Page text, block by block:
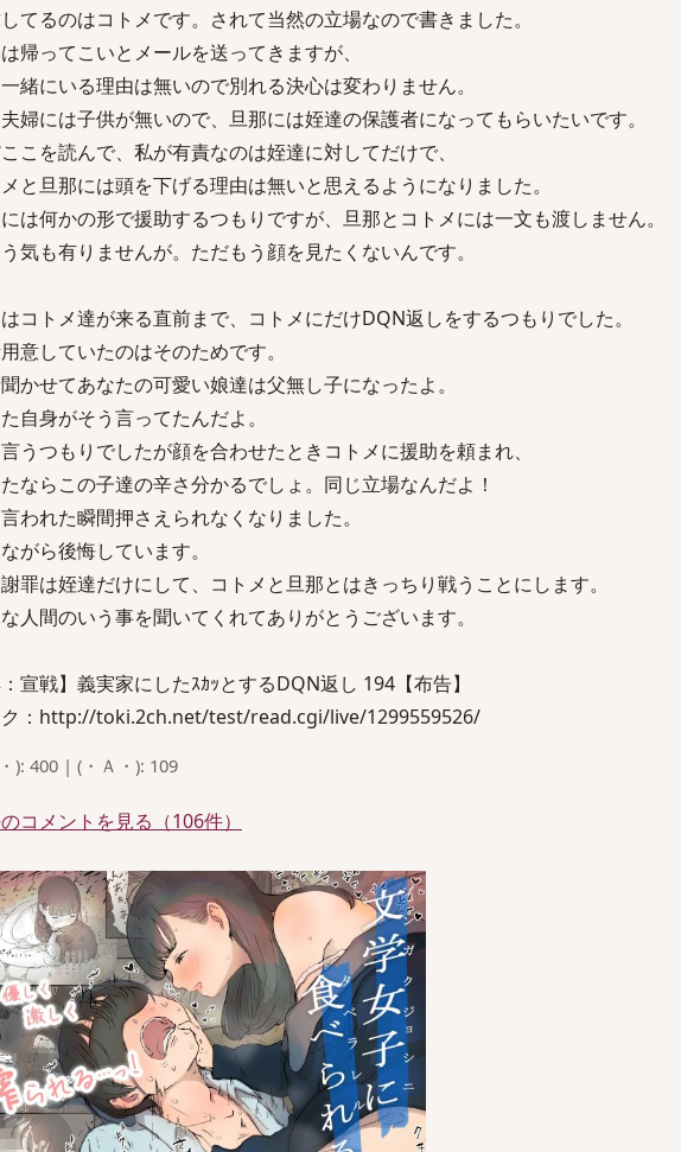
てるのはコトメです。されて当然の立場なので書きました。
帰ってこいとメールを送ってきますが、
緒にいる理由は無いので別れる決心は変わりません。
婦には子供が無いので、旦那には姪達の保護者になってもらいたいです。
こを読んで、私が有責なのは姪達に対してだけで、
と旦那には頭を下げる理由は無いと思えるようになりました。
は何かの形で援助するつもりですが、旦那とコトメには一文も渡しません。
気も有りませんが。ただもう顔を見たくないんです。
コトメ達が来る直前まで、コトメにだけDQN返しをするつもりでした。
意していたのはそのためです。
かせてあなたの可愛い娘達は父無し子になったよ。
自身がそう言ってたんだよ。
うつもりでしたが顔を合わせたときコトメに援助を頼まれ、
ならこの子達の辛さ分かるでしょ。同じ立場なんだよ！
われた瞬間押さえられなくなりました。
がら後悔しています。
罪は姪達だけにして、コトメと旦那とはきっちり戦うことにします。
人間のいう事を聞いてくれてありがとうございます。
宣戦】義実家にしたｽｶｯとするDQN返し 194【布告】
ク：http://toki.2ch.net/test/read.cgi/live/1299559526/
): 400 | (・Ａ・): 109
コメントを見る（106件）